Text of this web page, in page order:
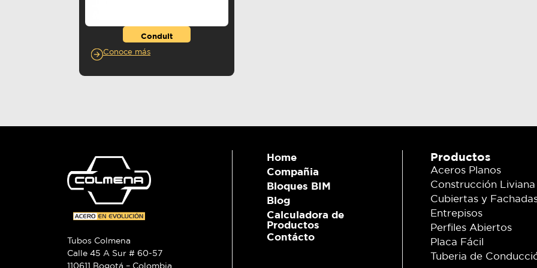
Conduit
Conoce más
Tubos Colmena
Calle 45 A Sur # 60-57
110611 Bogotá – Colombia.
Home
Compañia
Bloques BIM
Blog
Calculadora de
Productos
Contácto
Productos
Aceros Planos
Construcción Liviana
Cubiertas y
Entrepisos
Perfiles Abiertos
Placa Fácil
Tuberia de